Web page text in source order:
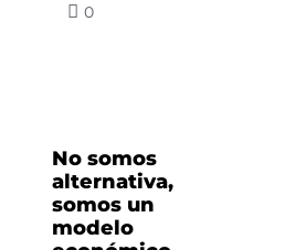
0
No somos
alternativa,
somos un
modelo